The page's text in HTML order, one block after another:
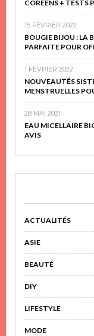
CORÉENS + TESTS
15 FÉVRIER 2022
BOUGIE BIJOU : LA
PARFAITE POUR
1 FÉVRIER 2022
NOUVEAUTÉS
MENSTRUELLES
28 MAI 2021
EAU MICELLAIRE
AVIS
ACTUALITÉS
ASIE
BEAUTÉ
DIY
LIFESTYLE
MODE